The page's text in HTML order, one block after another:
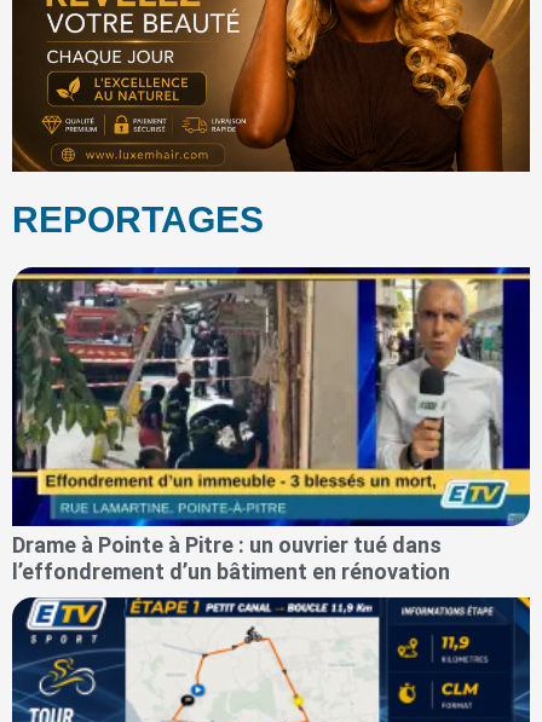
REPORTAGES
Drame à Pointe à Pitre : un ouvrier tué dans
l’effondrement d’un bâtiment en rénovation